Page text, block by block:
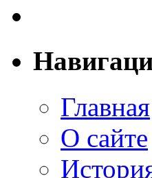
Главная
О сайте